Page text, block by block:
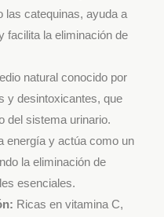
catequinas, ayuda a
facilita la eliminación de
natural conocido por
y desintoxicantes, que
del sistema urinario.
energía y actúa como un
la eliminación de
esenciales.
Ricas en vitamina C,